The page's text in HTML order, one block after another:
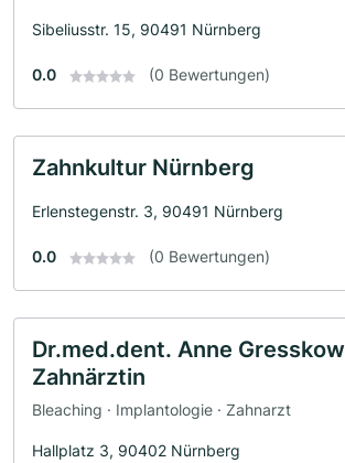
Sibeliusstr. 15, 90491 Nürnberg
0.0 (0 Bewertungen)
Zahnkultur Nürnberg
Erlenstegenstr. 3, 90491 Nürnberg
0.0 (0 Bewertungen)
Dr.med.dent. Anne
Zahnärztin
Bleaching · Implantologie · Zahnarzt
Hallplatz 3, 90402 Nürnberg